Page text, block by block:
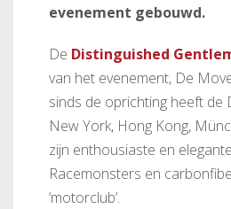
evenement gebouwd.
De Distinguished
van het evenement, De
sinds de oprichting heeft de
New York, Hong Kong,
zijn enthousiaste en
Racemonsters en
‘motorclub’.